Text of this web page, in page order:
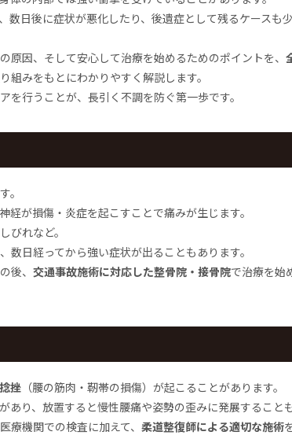
数日後に症状が悪化したり、後遺症として残るケースも
因、そして安心して治療を始めるためのポイントを、
組みをもとにわかりやすく解説します。
行うことが、長引く不調を防ぐ第一歩です。
。
が損傷・炎症を起こすことで痛みが生じます。
びれなど。
日経ってから強い症状が出ることもあります。
後、 交通事故施術に対応した整骨院・接骨院で治療を始
挫 （腰の筋肉・靭帯の損傷）が起こることがあります。
り、放置すると慢性腰痛や姿勢の歪みに発展することも
機関での検査に加えて、 柔道整復師による適切な施術